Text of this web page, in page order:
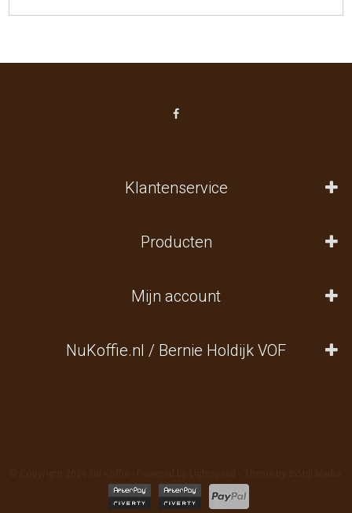
Klantenservice
Producten
Mijn account
NuKoffie.nl / Bernie Holdijk VOF